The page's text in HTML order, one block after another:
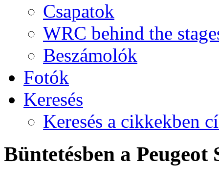
Csapatok
WRC behind the
Beszámolók
Fotók
Keresés
Keresés a cikkekben
Büntetésben a Peugeot